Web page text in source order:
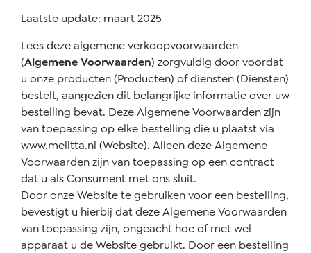
Laatste update: maart 2025
Lees deze algemene verkoopvoorwaarden
(Algemene Voorwaarden) zorgvuldig door voordat
u onze producten (Producten) of diensten (Diensten)
bestelt, aangezien dit belangrijke informatie over uw
bestelling bevat. Deze Algemene Voorwaarden zijn
van toepassing op elke bestelling die u plaatst via
www.melitta.nl (Website). Alleen deze Algemene
Voorwaarden zijn van toepassing op een contract
dat u als Consument met ons sluit.
Door onze Website te gebruiken voor een bestelling,
bevestigt u hierbij dat deze Algemene Voorwaarden
van toepassing zijn, ongeacht hoe of met wel
apparaat u de Website gebruikt. Door een bestelling